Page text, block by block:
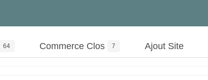
64 Commerce Clos 7 Ajout Site